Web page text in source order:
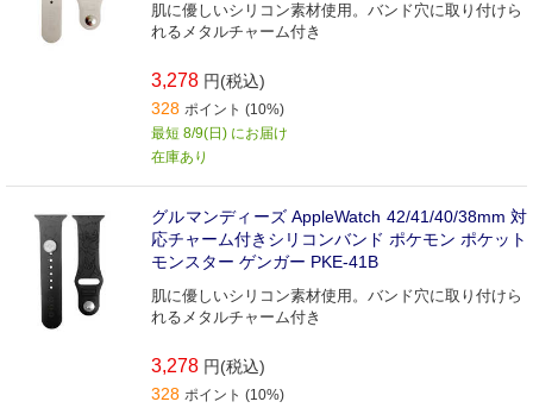
肌に優しいシリコン素材使用。バンド穴に取り付けら
れるメタルチャーム付き
3,278 円(税込)
328 ポイント (10%)
最短 8/9(日) にお届け
在庫あり
グルマンディーズ AppleWatch 42/41/40/38mm 対
応チャーム付きシリコンバンド ポケモン ポケット
モンスター ゲンガー PKE-41B
肌に優しいシリコン素材使用。バンド穴に取り付けら
れるメタルチャーム付き
3,278 円(税込)
328 ポイント (10%)